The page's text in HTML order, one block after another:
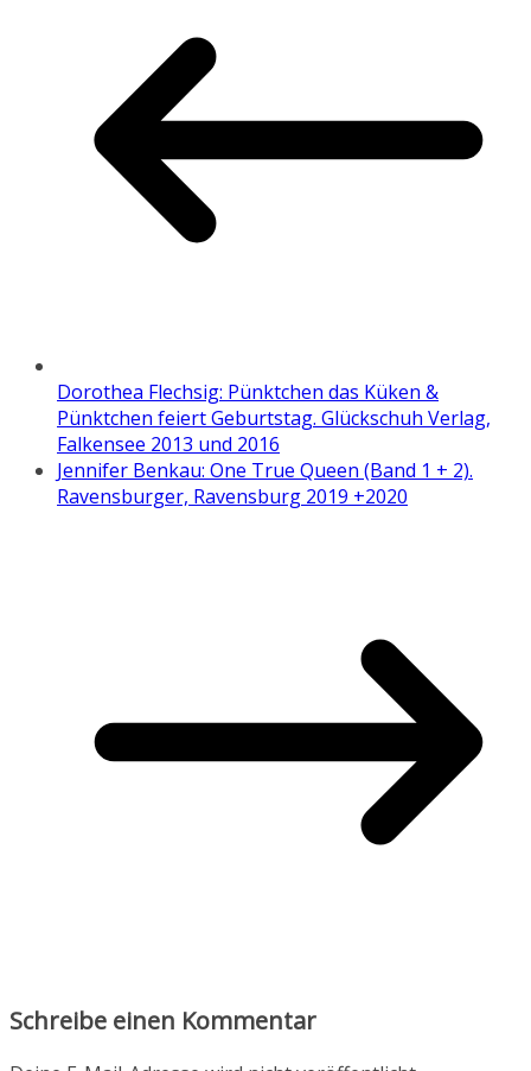
Dorothea Flechsig: Pünktchen das Küken &
Pünktchen feiert Geburtstag. Glückschuh Verlag,
Falkensee 2013 und 2016
Jennifer Benkau: One True Queen (Band 1 + 2).
Ravensburger, Ravensburg 2019 +2020
Schreibe einen Kommentar